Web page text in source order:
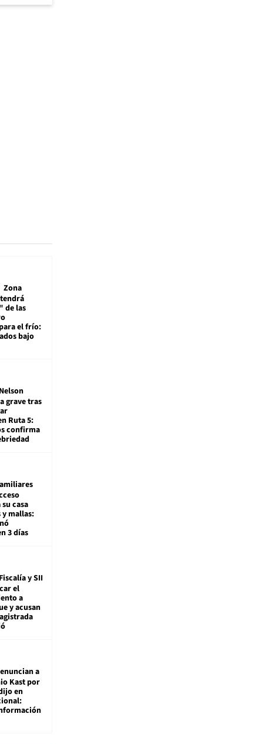
Zona
de las
el frío:
bajo
Nelson
grave tras
Ruta 5:
confirma
casa
mallas:
3 días
Fiscalía y SII
el
a
y acusan
a
Kast por
en